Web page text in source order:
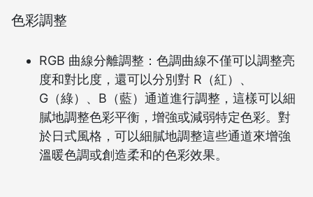
色彩調整
RGB 曲線分離調整：色調曲線不僅可以調整亮
度和對比度，還可以分別對 R（紅）、
G（綠）、B（藍）通道進行調整，這樣可以細
膩地調整色彩平衡，增強或減弱特定色彩。對
於日式風格，可以細膩地調整這些通道來增強
溫暖色調或創造柔和的色彩效果。